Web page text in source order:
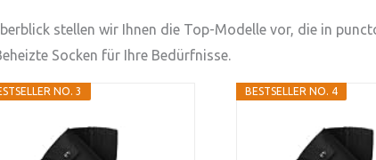
stellen wir Ihnen die Top-Modelle vor, die in
Socken für Ihre Bedürfnisse.
NO. 3 BESTSELLER NO. 4